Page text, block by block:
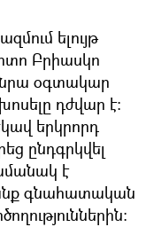
ելույթ
Բրիասկո
նրա օգտակար
դժվար է:
երկրորդ
ընդգրկվել
է
գնահատական